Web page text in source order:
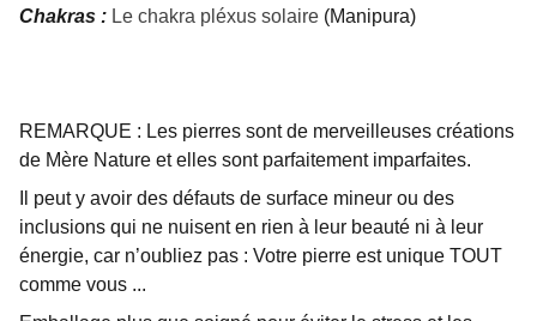
Chakras : Le chakra pléxus solaire (Manipura)
REMARQUE : Les pierres sont de merveilleuses créations
de Mère Nature et elles sont parfaitement imparfaites.
Il peut y avoir des défauts de surface mineur ou des
inclusions qui ne nuisent en rien à leur beauté ni à leur
énergie, car n’oubliez pas : Votre pierre est unique TOUT
comme vous ...